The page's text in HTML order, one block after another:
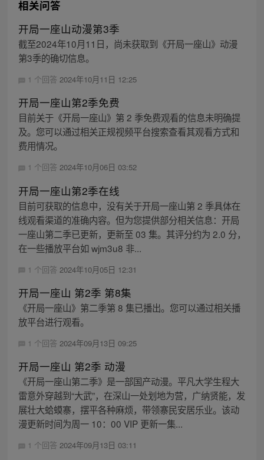
相关问答
开局一座山动漫第3季
截至2024年10月11日，尚未获取到《开局一座山》动漫
第3季的确切信息。
1 个回答 2024年10月11日 12:25
开局一座山第2季免费
目前关于《开局一座山》第 2 季免费观看的信息未明确提
及。您可以通过相关正规视频平台搜索查看其观看方式和
费用情况。
1 个回答 2024年10月06日 03:52
开局一座山第2季在线
目前可获取的信息中，没有关于开局一座山第 2 季具体在
线观看渠道的准确内容。但为您提供部分相关信息：开局
一座山第二季已更新，更新至 03 集。其评分约为 2.0 分，
在一些播放平台如 wjm3u8 非...
1 个回答 2024年10月05日 12:31
开局一座山 第2季 第8集
《开局一座山》第二季第 8 集已播出。您可以通过相关播
放平台进行观看。
1 个回答 2024年09月13日 09:25
开局一座山 第2季 动漫
《开局一座山第二季》是一部国产动漫。平凡大学生程大
雷意外穿越到“大武”，在深山一处划地为营，广纳贤能，发
展壮大蛤蟆寨，摆平各种麻烦，带领寨民安居乐业。该动
漫更新时间为周一 10：00 VIP 更新一集...
1 个回答 2024年09月13日 03:11